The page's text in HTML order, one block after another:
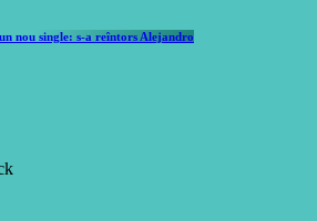
nou single: s-a reîntors Alejandro